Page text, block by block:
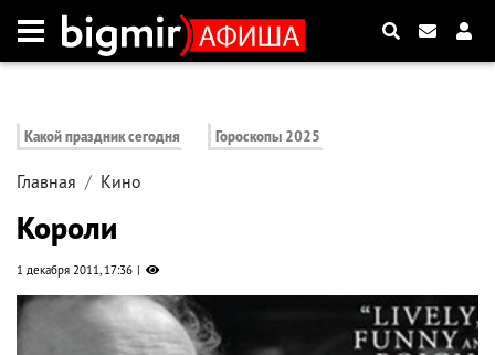
Какой праздник сегодня Гороскопы 2025
Главная Кино
Короли
1 декабря 2011, 17:36